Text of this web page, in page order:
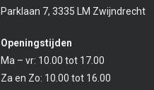
Parklaan 7, 3335 LM Zwijndrecht
Openingstijden
Ma – vr: 10.00 tot 17.00
Za en Zo: 10.00 tot 16.00